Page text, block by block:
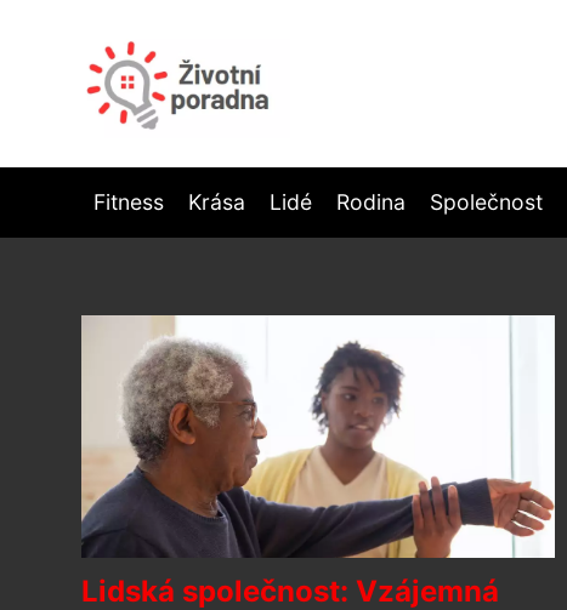
Fitness Krása Lidé Rodina Společnost
Lidská společnost: Vzájemná